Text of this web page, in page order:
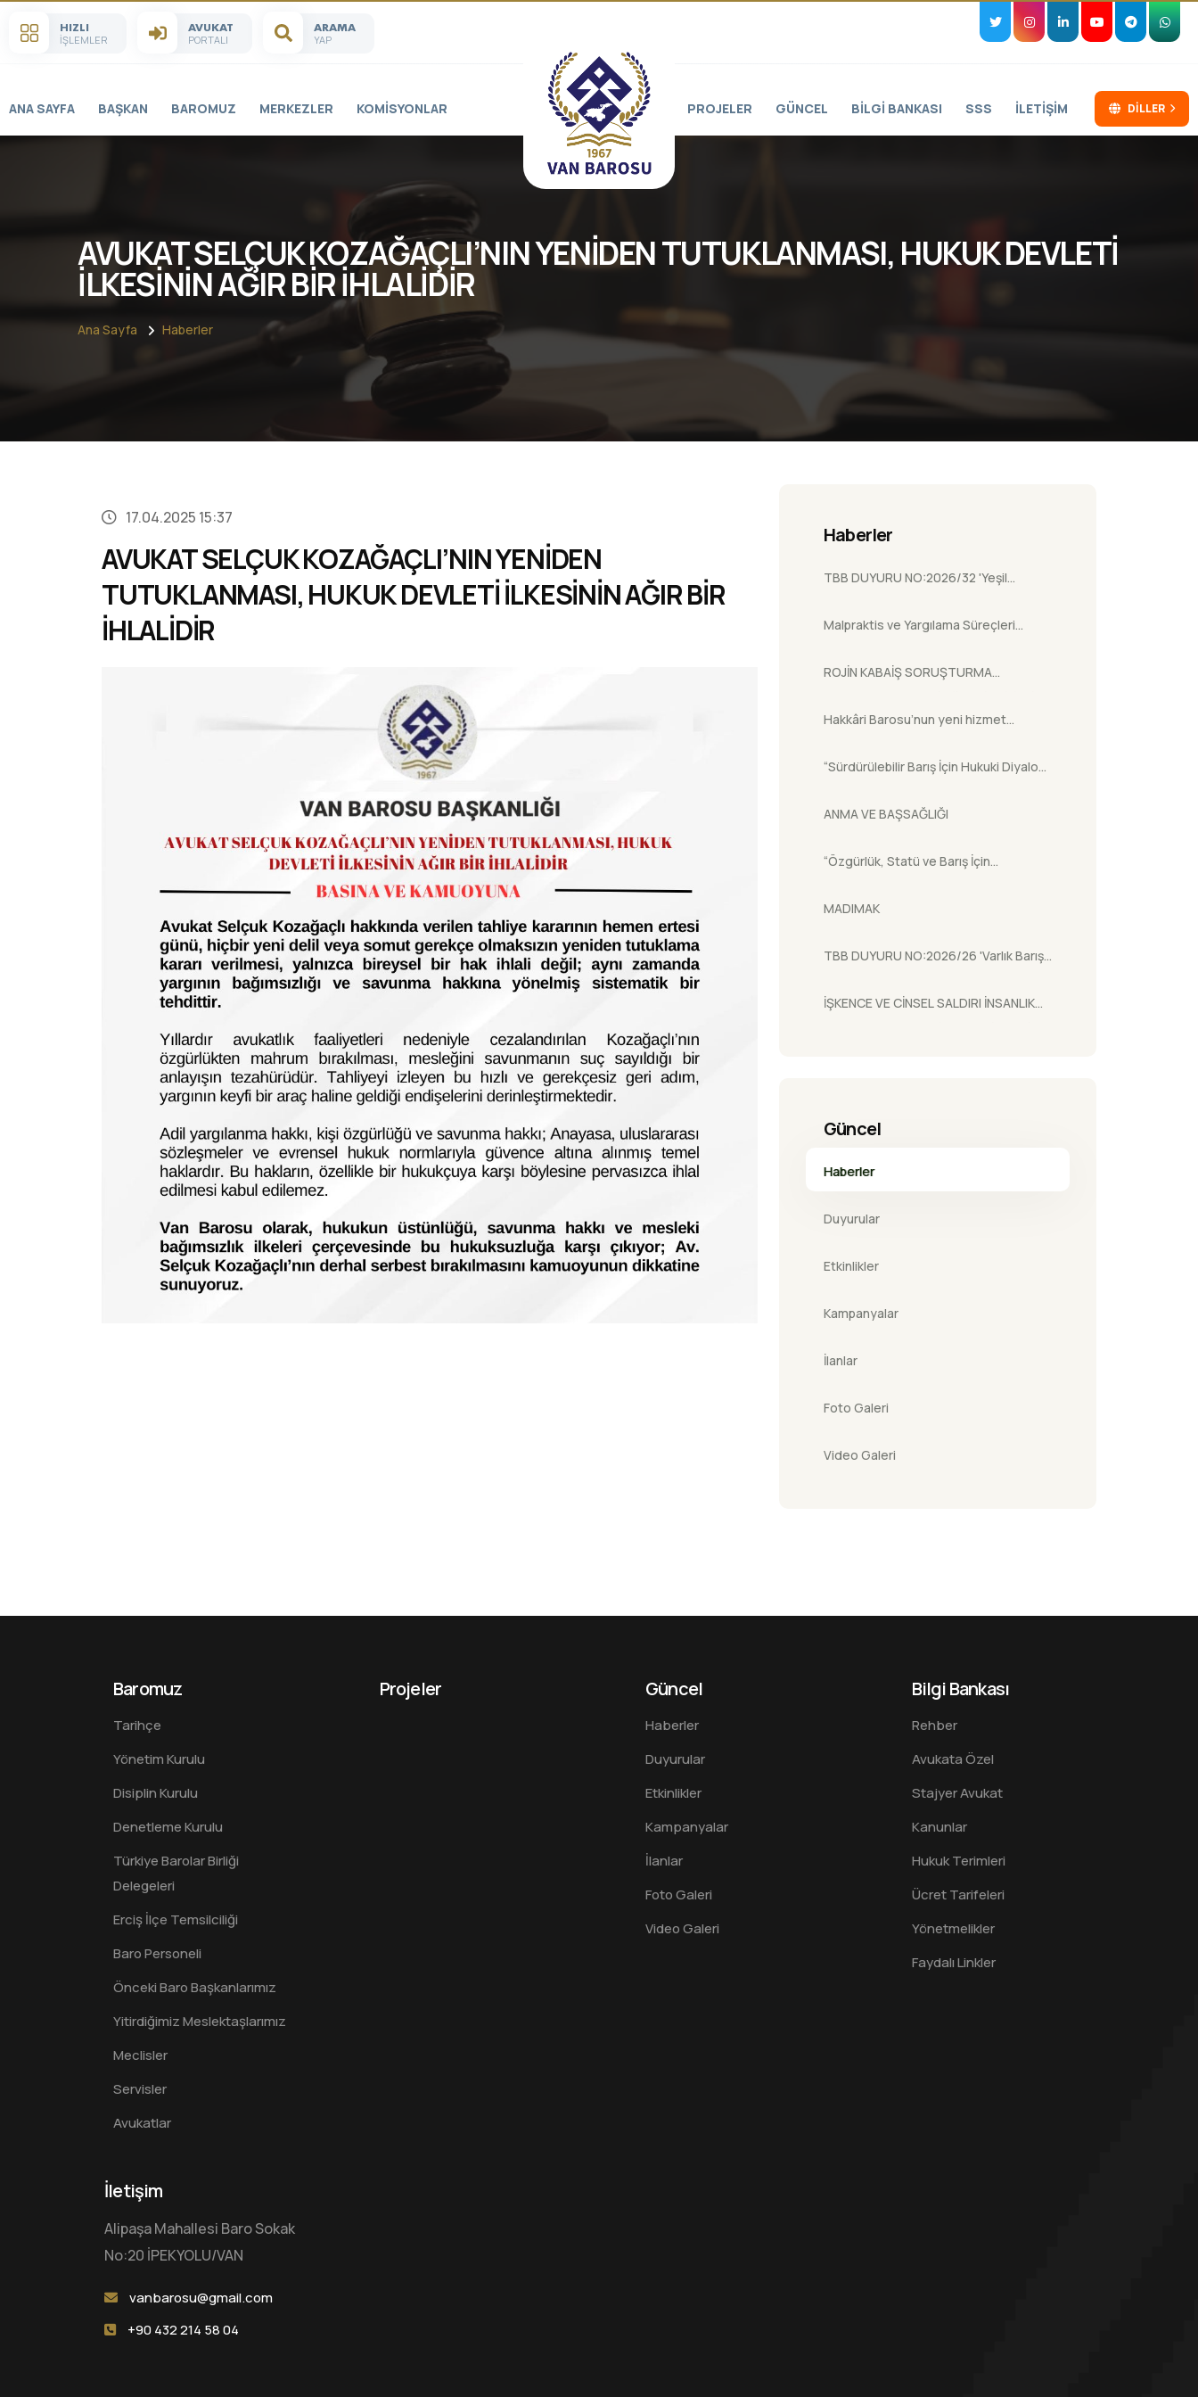
HIZLI
İŞLEMLER
AVUKAT
PORTALI
ARAMA
YAP
ANA SAYFA BAŞKAN BAROMUZ MERKEZLER KOMISYONLAR PROJELER GÜNCEL BILGI BANKASI SSS İLETIŞIM DILLER
AVUKAT SELÇUK KOZAĞAÇLI’NIN YENİDEN TUTUKLANMASI, HUKUK DEVLETİ
İLKESİNİN AĞIR BİR İHLALİDİR
Ana Sayfa Haberler
17.04.2025 15:37
AVUKAT SELÇUK KOZAĞAÇLI’NIN YENİDEN
TUTUKLANMASI, HUKUK DEVLETİ İLKESİNİN AĞIR BİR
İHLALİDİR
Haberler
TBB DUYURU NO:2026/32 'Yeşil
Ortama Taşınması Hakkında.'
Malpraktis ve Yargılama Süreçleri
ROJİN KABAİŞ SORUŞTURMA
BİLGİ NOTU
Hakkâri Barosu’nun yeni hizmet
“Sürdürülebilir Barış İçin Hukuki Diyalog:
Entegrasyon (DDR) Kapsamında
Değerlendirmeler” Başlıklı Çalıştay
ANMA VE BAŞSAĞLIĞI
“Özgürlük, Statü ve Barış İçin
gerçekleştirilen Demokratik Kürt
MADIMAK
TBB DUYURU NO:2026/26 'Varlık Barışı
İŞKENCE VE CİNSEL SALDIRI İNSANLIK
Güncel
Haberler
Duyurular
Etkinlikler
Kampanyalar
İlanlar
Foto Galeri
Video Galeri
Baromuz
Tarihçe
Yönetim Kurulu
Disiplin Kurulu
Denetleme Kurulu
Türkiye Barolar Birliği
Delegeleri
Erciş İlçe Temsilciliği
Baro Personeli
Önceki Baro Başkanlarımız
Yitirdiğimiz Meslektaşlarımız
Meclisler
Servisler
Avukatlar
Projeler Güncel
Haberler
Duyurular
Etkinlikler
Kampanyalar
İlanlar
Foto Galeri
Video Galeri
Bilgi Bankası
Rehber
Avukata Özel
Stajyer Avukat
Kanunlar
Hukuk Terimleri
Ücret Tarifeleri
Yönetmelikler
Faydalı Linkler
İletişim
Alipaşa Mahallesi Baro Sokak
No:20 İPEKYOLU/VAN
vanbarosu@gmail.com
+90 432 214 58 04